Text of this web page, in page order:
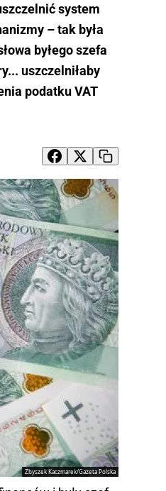
system
– tak była
byłego szefa
uszczelniłaby
podatku VAT
Zbyszek Kaczmarek/Gazeta Polska